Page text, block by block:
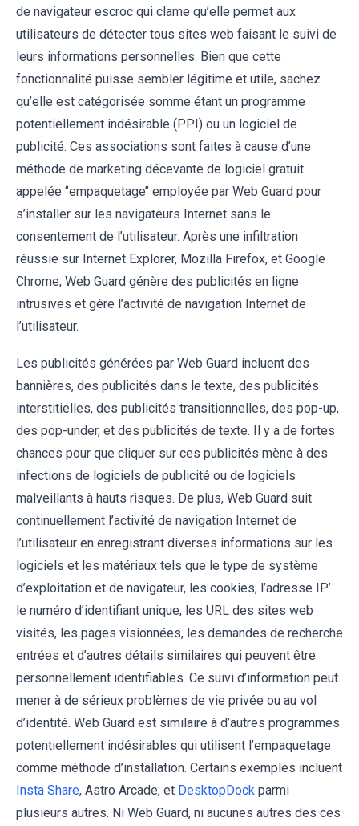
de navigateur escroc qui clame qu’elle permet aux
utilisateurs de détecter tous sites web faisant le suivi de
leurs informations personnelles. Bien que cette
fonctionnalité puisse sembler légitime et utile, sachez
qu’elle est catégorisée somme étant un programme
potentiellement indésirable (PPI) ou un logiciel de
publicité. Ces associations sont faites à cause d’une
méthode de marketing décevante de logiciel gratuit
appelée ‘’empaquetage’’ employée par Web Guard pour
s’installer sur les navigateurs Internet sans le
consentement de l’utilisateur. Après une infiltration
réussie sur Internet Explorer, Mozilla Firefox, et Google
Chrome, Web Guard génère des publicités en ligne
intrusives et gère l’activité de navigation Internet de
l’utilisateur.
Les publicités générées par Web Guard incluent des
bannières, des publicités dans le texte, des publicités
interstitielles, des publicités transitionnelles, des pop-up,
des pop-under, et des publicités de texte. Il y a de fortes
chances pour que cliquer sur ces publicités mène à des
infections de logiciels de publicité ou de logiciels
malveillants à hauts risques. De plus, Web Guard suit
continuellement l’activité de navigation Internet de
l’utilisateur en enregistrant diverses informations sur les
logiciels et les matériaux tels que le type de système
d’exploitation et de navigateur, les cookies, l’adresse IP’
le numéro d’identifiant unique, les URL des sites web
visités, les pages visionnées, les demandes de recherche
entrées et d’autres détails similaires qui peuvent être
personnellement identifiables. Ce suivi d’information peut
mener à de sérieux problèmes de vie privée ou au vol
d’identité. Web Guard est similaire à d’autres programmes
potentiellement indésirables qui utilisent l’empaquetage
comme méthode d’installation. Certains exemples incluent
Insta Share, Astro Arcade, et DesktopDock parmi
plusieurs autres. Ni Web Guard, ni aucunes autres des ces